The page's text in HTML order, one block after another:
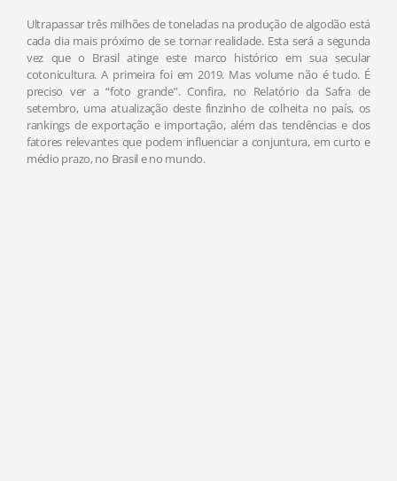
Ultrapassar três milhões de toneladas na produção de algodão está
cada dia mais próximo de se tornar realidade. Esta será a segunda
vez que o Brasil atinge este marco histórico em sua secular
cotonicultura. A primeira foi em 2019. Mas volume não é tudo. É
preciso ver a “foto grande”. Confira, no Relatório da Safra de
setembro, uma atualização deste finzinho de colheita no país, os
rankings de exportação e importação, além das tendências e dos
fatores relevantes que podem influenciar a conjuntura, em curto e
médio prazo, no Brasil e no mundo.